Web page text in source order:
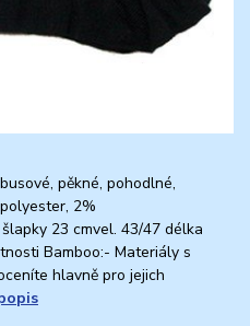
pěkné, pohodlné,
2%
23 cmvel. 43/47 délka
Bamboo:- Materiály s
hlavně pro jejich